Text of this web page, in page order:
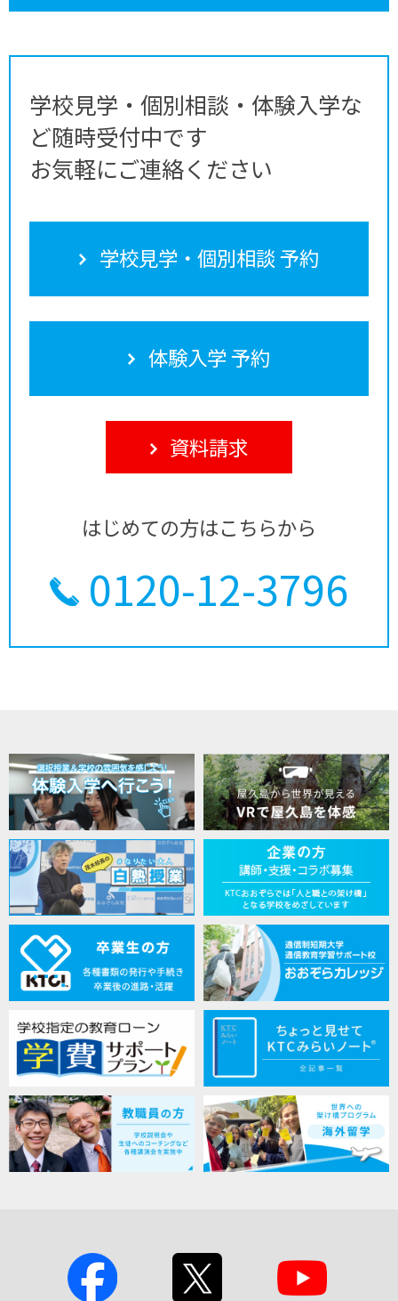
学校見学・個別相談・体験入学な
ど随時受付中です
お気軽にご連絡ください
学校見学・個別相談 予約
体験入学 予約
資料請求
はじめての方はこちらから
0120-12-3796